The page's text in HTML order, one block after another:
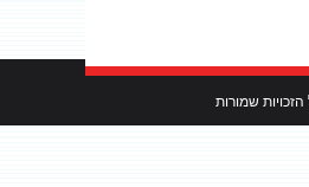
הזכויות שמורות